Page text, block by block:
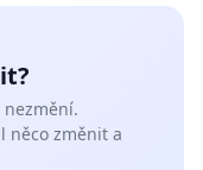
nezmění.
něco změnit a